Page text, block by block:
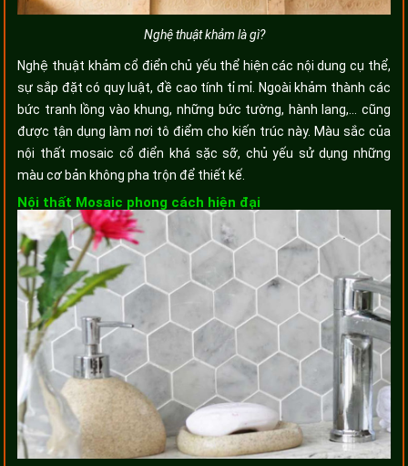
Nghệ thuật khảm là gì?
Nghệ thuật khảm cổ điển chủ yếu thể hiện các nội dung cụ thể,
sự sắp đặt có quy luật, đề cao tính tỉ mỉ. Ngoài khảm thành các
bức tranh lồng vào khung, những bức tường, hành lang,... cũng
được tận dụng làm nơi tô điểm cho kiến trúc này. Màu sắc của
nội thất mosaic cổ điển khá sặc sỡ, chủ yếu sử dụng những
màu cơ bản không pha trộn để thiết kế.
Nội thất Mosaic phong cách hiện đại